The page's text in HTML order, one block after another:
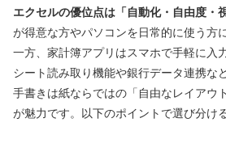
エクセルの優位点は「自動化・自由度・
が得意な方やパソコンを日常的に使う方
一方、家計簿アプリはスマホで手軽に入
シート読み取り機能や銀行データ連携な
手書きは紙ならではの「自由なレイアウ
が魅力です。以下のポイントで選び分け